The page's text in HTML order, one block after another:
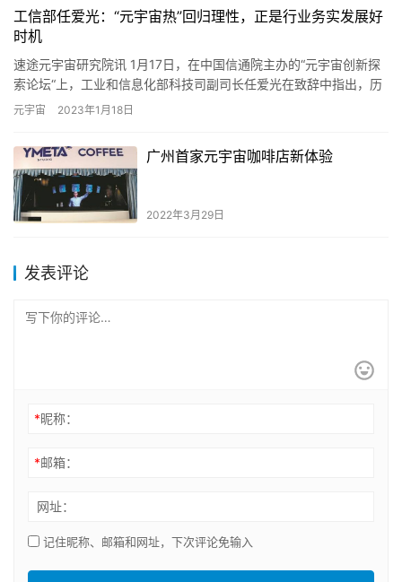
工信部任爱光：“元宇宙热”回归理性，正是行业务实发展好
时机
速途元宇宙研究院讯 1月17日，在中国信通院主办的“元宇宙创新探
索论坛“上，工业和信息化部科技司副司长任爱光在致辞中指出，历
经一年的发展，业界对元宇宙发展热情逐步回归理性，而这正是…
元宇宙 2023年1月18日
广州首家元宇宙咖啡店新体验
2022年3月29日
发表评论
*昵称：
*邮箱：
网址：
记住昵称、邮箱和网址，下次评论免输入